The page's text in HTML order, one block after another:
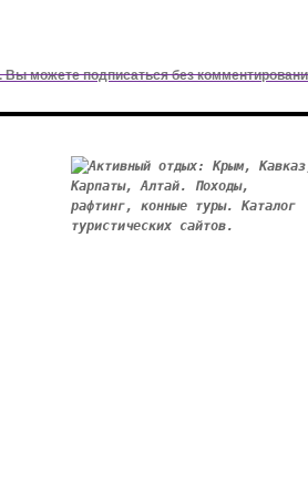
можете подписаться без